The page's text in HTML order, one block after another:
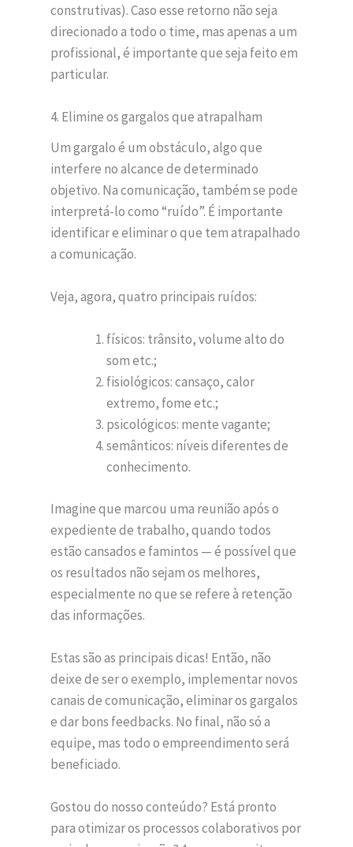
construtivas). Caso esse retorno não seja
direcionado a todo o time, mas apenas a um
profissional, é importante que seja feito em
particular.
4. Elimine os gargalos que atrapalham
Um gargalo é um obstáculo, algo que
interfere no alcance de determinado
objetivo. Na comunicação, também se pode
interpretá-lo como “ruído”. É importante
identificar e eliminar o que tem atrapalhado
a comunicação.
Veja, agora, quatro principais ruídos:
físicos: trânsito, volume alto do
som etc.;
fisiológicos: cansaço, calor
extremo, fome etc.;
psicológicos: mente vagante;
semânticos: níveis diferentes de
conhecimento.
Imagine que marcou uma reunião após o
expediente de trabalho, quando todos
estão cansados e famintos — é possível que
os resultados não sejam os melhores,
especialmente no que se refere à retenção
das informações.
Estas são as principais dicas! Então, não
deixe de ser o exemplo, implementar novos
canais de comunicação, eliminar os gargalos
e dar bons feedbacks. No final, não só a
equipe, mas todo o empreendimento será
beneficiado.
Gostou do nosso conteúdo? Está pronto
para otimizar os processos colaborativos por